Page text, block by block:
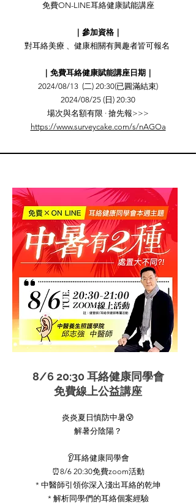
免費ON-LINE耳絡健康賦能講座
｜參加資格｜
對耳絡美療 、健康相關有興趣者皆可報名
｜免費耳絡健康賦能講座日期｜
2024/08/13 (二) 20:30(已圓滿結束)
2024/08/25 (日) 20:30
場次與名額有限 · 搶先報>>>
https://www.surveycake.com/s/nAGOa
8/6 20:30 耳絡健康同學會
免費線上公益講座
炎炎夏日慎防中暑😰
解暑分陰陽？
👂耳絡健康同學會
⏰8/6 20:30免費zoom活動
* 中醫師引領你深入淺出耳絡的乾坤
* 解析同學們的耳絡個案經驗